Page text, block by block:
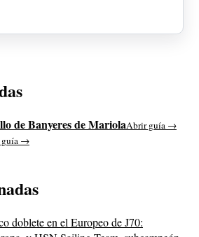
de Banyeres de MariolaAbrir guía →
guía →